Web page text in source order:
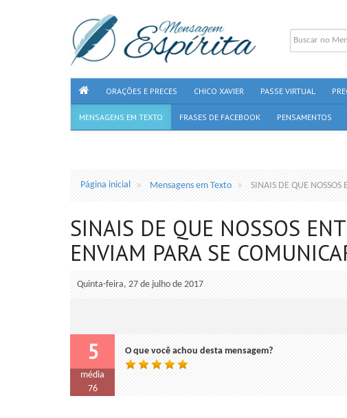
ORAÇÕES E PRECES CHICO XAVIER PASSE VIRTUAL
MENSAGENS EM TEXTO FRASES DE FACEBOOK PENSAMENTOS
Página inicial Mensagens em Texto SINAIS DE QUE NOSSOS
SINAIS DE QUE NOSSOS
ENVIAM PARA SE
Quinta-feira, 27 de julho de 2017
5
média
76
O que você achou desta mensagem?